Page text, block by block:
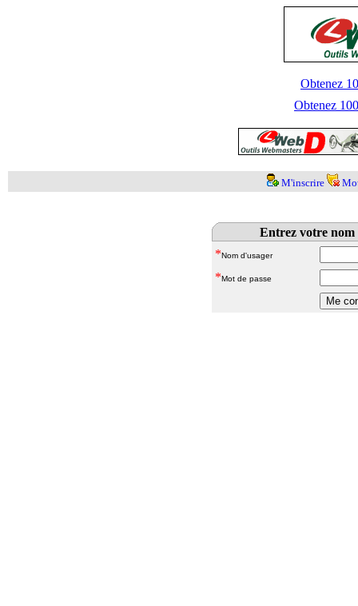
Obtenez
Obtenez
M'inscrire
Entrez votre nom
*Nom d'usager
*Mot de passe